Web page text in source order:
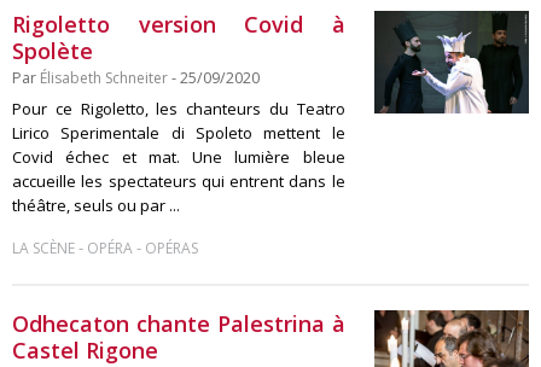
Rigoletto version Covid à
Spolète
Par Élisabeth Schneiter- 25/09/2020
Pour ce Rigoletto, les chanteurs du Teatro
Lirico Sperimentale di Spoleto mettent le
Covid échec et mat. Une lumière bleue
accueille les spectateurs qui entrent dans le
théâtre, seuls ou par ...
LA SCÈNE- OPÉRA- OPÉRAS
Odhecaton chante Palestrina à
Castel Rigone